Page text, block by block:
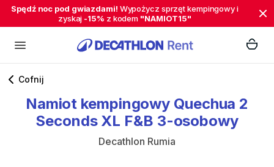
Spędź noc pod gwiazdami! Wypożycz sprzęt kempingowy i
zyskaj -15% z kodem "NAMIOT15"
Cofnij
Namiot kempingowy Quechua 2
Seconds XL F&B 3-osobowy
Decathlon Rumia